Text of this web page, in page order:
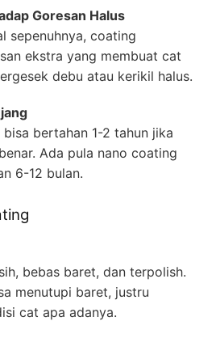
Goresan Halus
sepenuhnya, coating
ekstra yang membuat cat
debu atau kerikil halus.
bertahan 1-2 tahun jika
Ada pula nano coating
6-12 bulan.
bebas baret, dan terpolish.
menutupi baret, justru
cat apa adanya.